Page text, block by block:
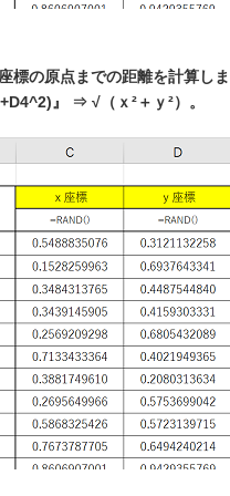
標の原点までの距離を計算し
』 ⇒ √（ｘ²＋ｙ²）。